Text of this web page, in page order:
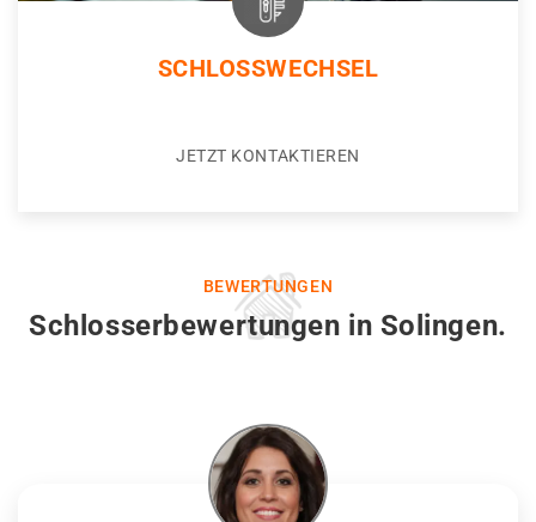
SCHLOSSWECHSEL
JETZT KONTAKTIEREN
BEWERTUNGEN
Schlosserbewertungen in Solingen.